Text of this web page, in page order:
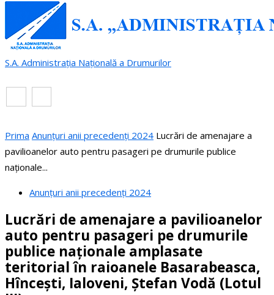
S.A. Administrația Națională a Drumurilor
Prima Anunțuri anii precedenți 2024 Lucrări de amenajare a
pavilioanelor auto pentru pasageri pe drumurile publice
naționale...
Anunțuri anii precedenți 2024
Lucrări de amenajare a pavilioanelor
auto pentru pasageri pe drumurile
publice naționale amplasate
teritorial în raioanele Basarabeasca,
Hîncești, Ialoveni, Ștefan Vodă (Lotul